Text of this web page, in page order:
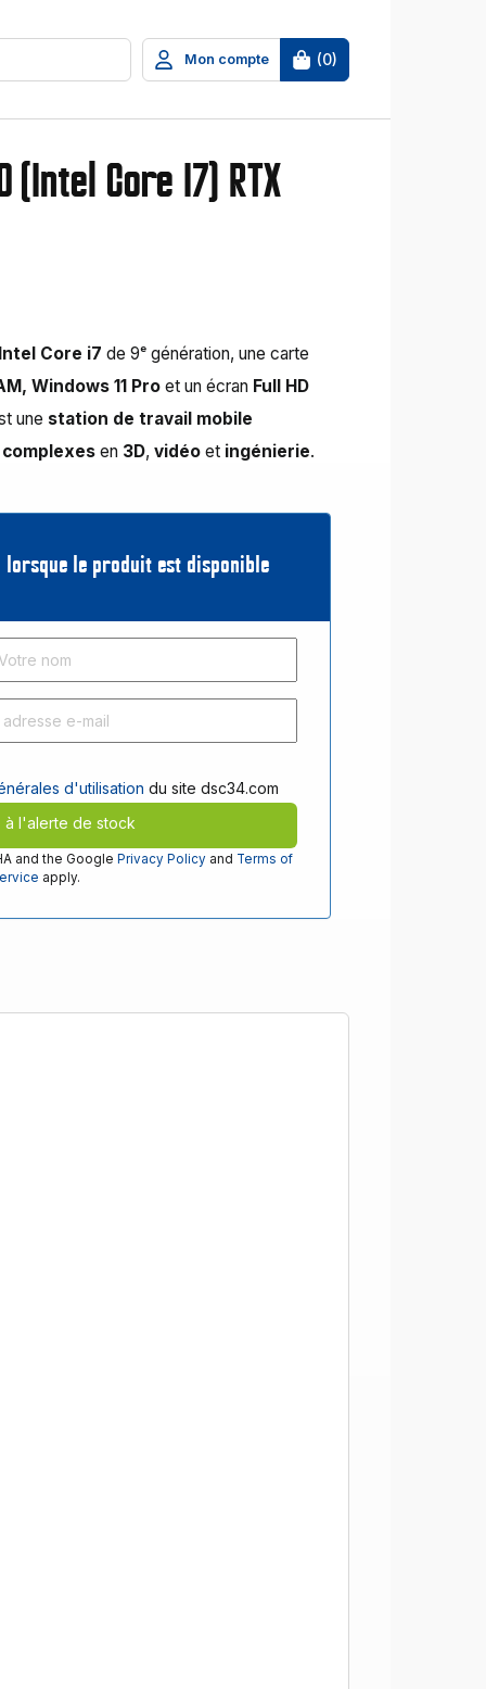
Mon compte (0)
(Intel Core I7) RTX
Core i7 de 9ᵉ génération, une carte
Windows 11 Proet un écran Full HD
une station de travail mobile
en 3D,vidéo et ingénierie.
le produit est disponible
d'utilisation du site dsc34.com
à l'alerte de stock
and the GooglePrivacy Policy and Terms of
apply.